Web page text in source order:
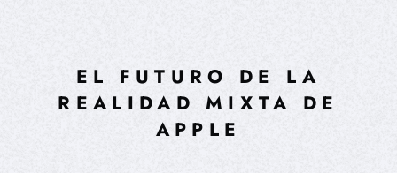
EL FUTURO DE LA
REALIDAD MIXTA DE
APPLE